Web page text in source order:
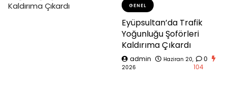
GENEL
Eyüpsultan’da Trafik
Yoğunluğu Şoförleri
Kaldırıma Çıkardı
admin
Haziran 20,
2026
0
104